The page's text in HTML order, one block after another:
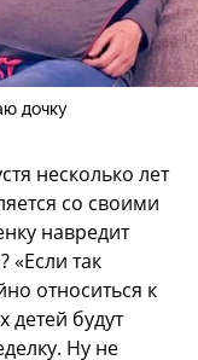
дочку
несколько лет
со своими
навредит
«Если так
относиться к
детей будут
Ну не